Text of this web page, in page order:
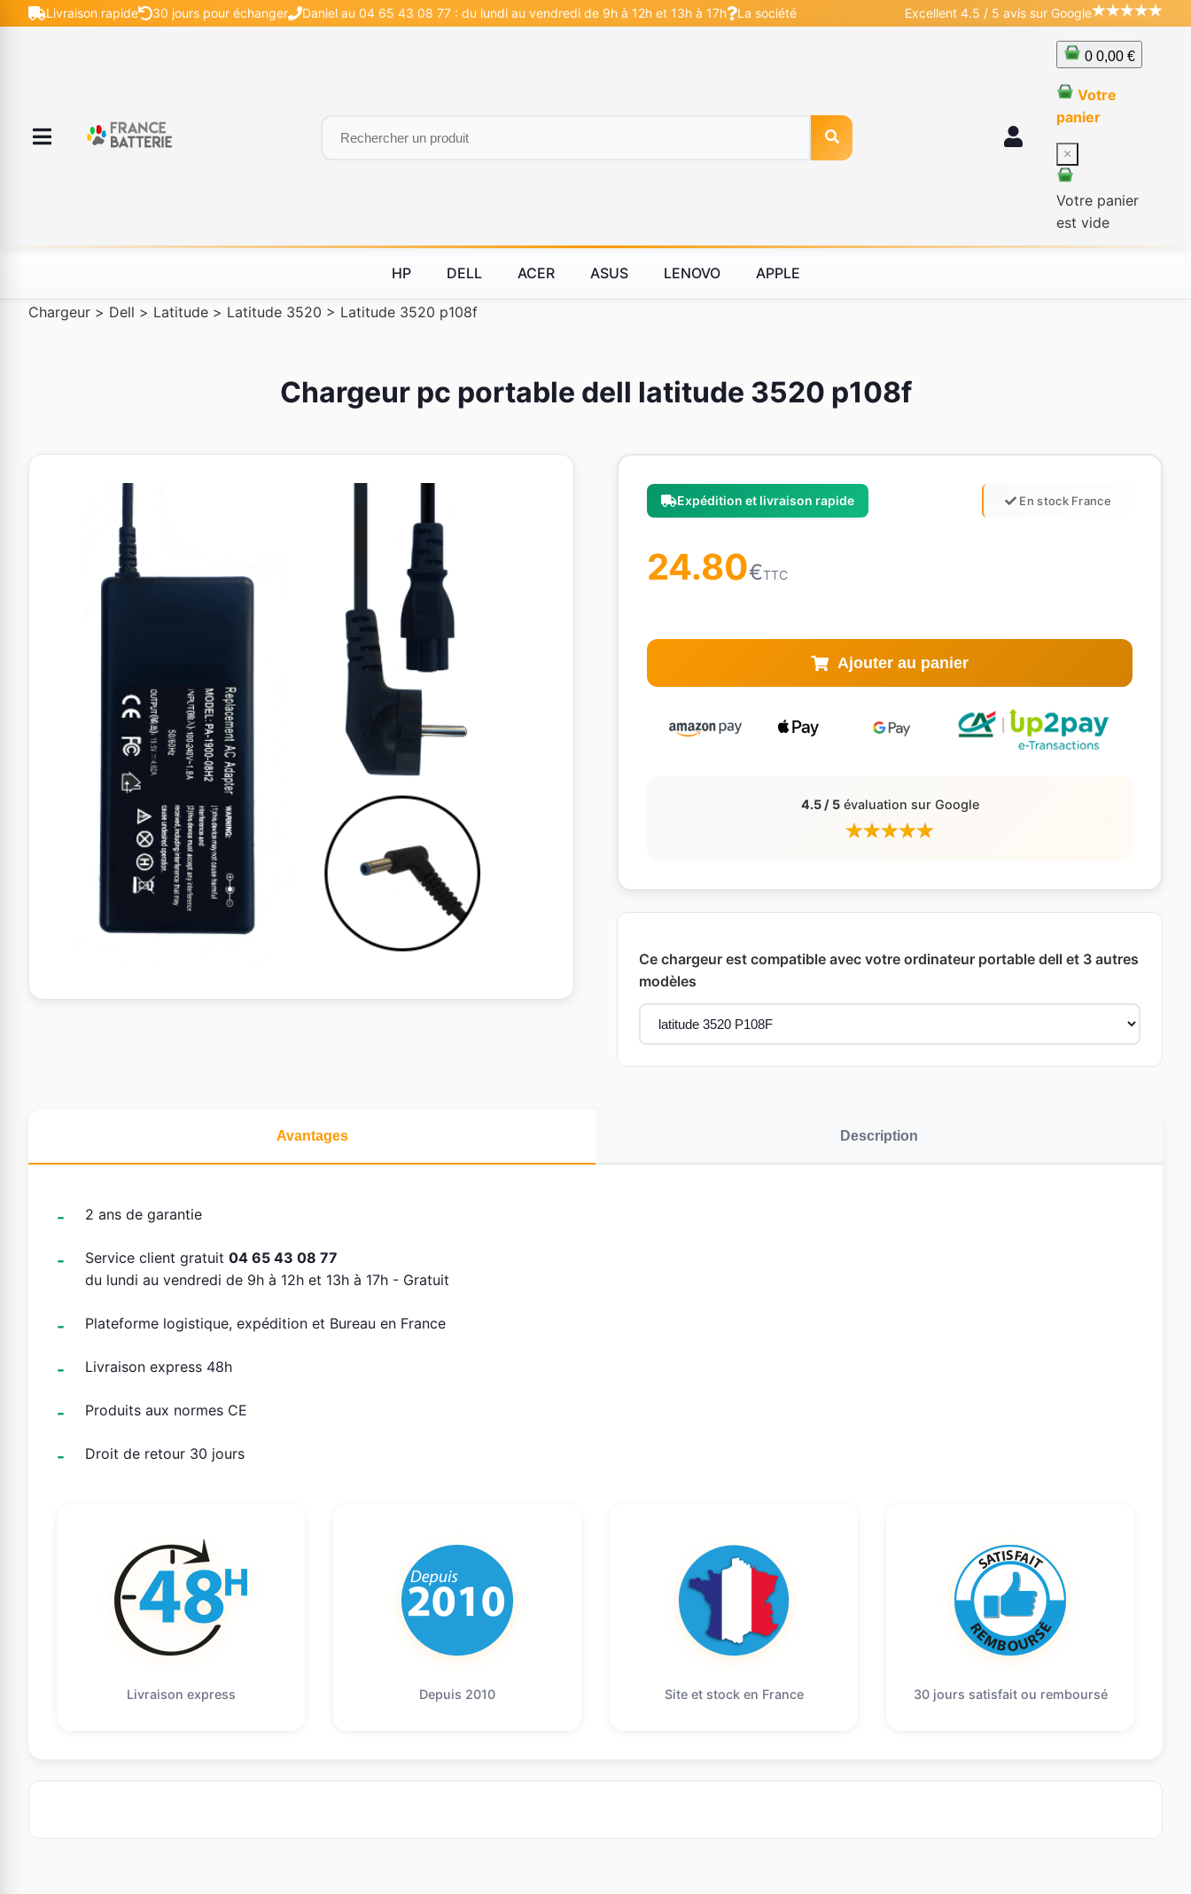
Livraison rapide 30 jours pour échanger Daniel au 04 65 43 08 77 : du lundi au vendredi de 9h à 12h et 13h à 17h La société Excellent 4.5 / 5 avis sur Google
0 0,00 €
Votre
panier
×
Votre panier
est vide
HP DELL ACER ASUS LENOVO APPLE
Chargeur > Dell > Latitude > Latitude 3520 > Latitude 3520 p108f
Chargeur pc portable dell latitude 3520 p108f
Expédition et livraison rapide En stock France
24.80€TTC
Ajouter au panier
4.5 / 5évaluation sur Google
Ce chargeur est compatible avec votre ordinateur portable dell et 3 autres
modèles
Avantages Description
2 ans de garantie
Service client gratuit 04 65 43 08 77
du lundi au vendredi de 9h à 12h et 13h à 17h - Gratuit
Plateforme logistique, expédition et Bureau en France
Livraison express 48h
Produits aux normes CE
Droit de retour 30 jours
Livraison express Depuis 2010 Site et stock en France 30 jours satisfait ou remboursé